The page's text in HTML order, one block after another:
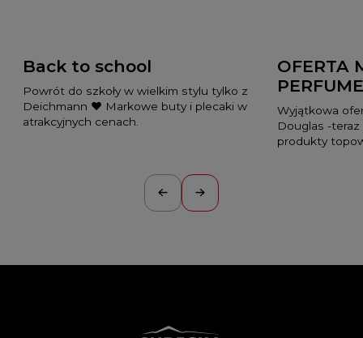
Back to school
Powrót do szkoły w wielkim stylu tylko z
Deichmann ❤️ Markowe buty i plecaki w
atrakcyjnych cenach.
OFERTA
Wyjątkowa
Douglas -
produkty